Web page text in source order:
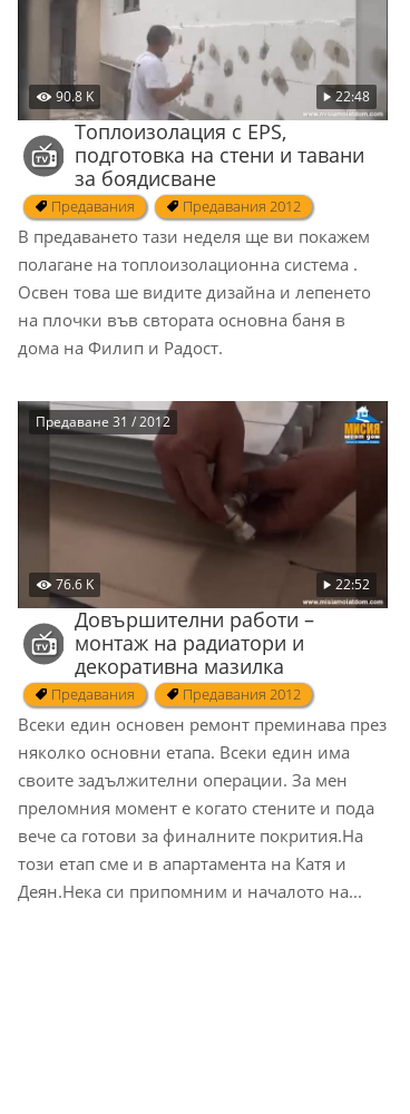
90.8 K 22:48
Топлоизолация с EPS,
подготовка на стени и тавани
за боядисване
Предавания Предавания 2012
В предаването тази неделя ще ви покажем
полагане на топлоизолационна система .
Освен това ше видите дизайна и лепенето
на плочки във свтората основна баня в
дома на Филип и Радост.
76.6 K 22:52
Предаване 31 / 2012
Довършителни работи –
монтаж на радиатори и
декоративна мазилка
Предавания Предавания 2012
Всеки един основен ремонт преминава през
няколко основни етапа. Всеки един има
своите задължителни операции. За мен
преломния момент е когато стените и пода
вече са готови за финалните покрития.На
този етап сме и в апартамента на Катя и
Деян.Нека си припомним и началото на...